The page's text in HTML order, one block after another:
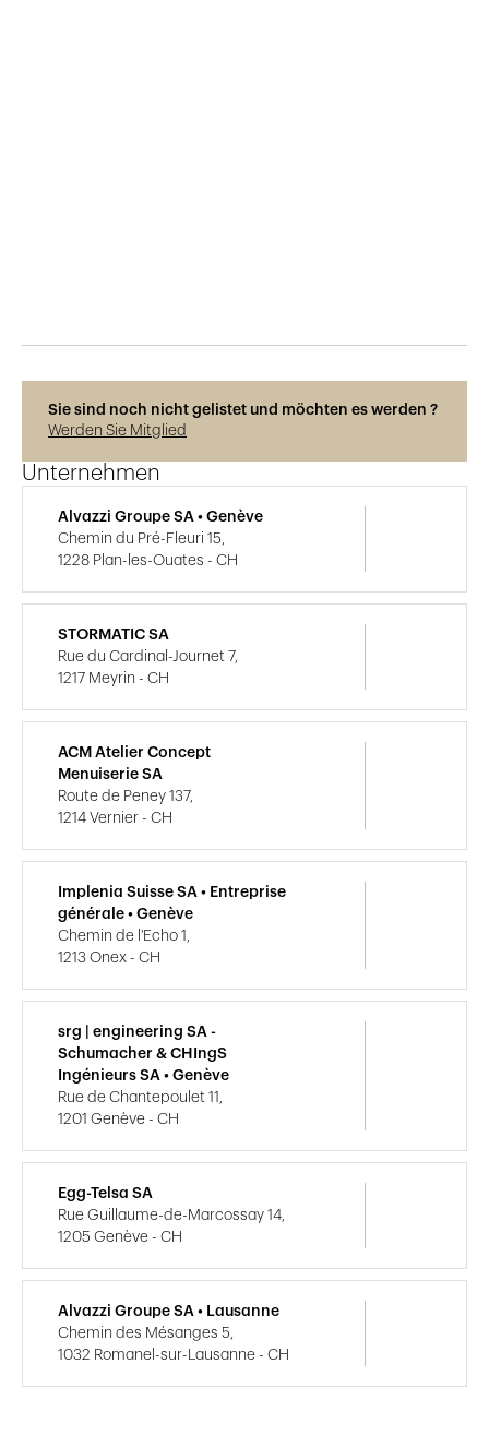
Sie sind noch nicht gelistet und möchten es werden ?
Werden Sie Mitglied
Unternehmen
Alvazzi Groupe SA • Genève
Chemin du Pré-Fleuri 15,
1228 Plan-les-Ouates - CH
STORMATIC SA
Rue du Cardinal-Journet 7,
1217 Meyrin - CH
ACM Atelier Concept
Menuiserie SA
Route de Peney 137,
1214 Vernier - CH
Implenia Suisse SA • Entreprise
générale • Genève
Chemin de l'Echo 1,
1213 Onex - CH
srg | engineering SA -
Schumacher & CHIngS
Ingénieurs SA • Genève
Rue de Chantepoulet 11,
1201 Genève - CH
Egg-Telsa SA
Rue Guillaume-de-Marcossay 14,
1205 Genève - CH
Alvazzi Groupe SA • Lausanne
Chemin des Mésanges 5,
1032 Romanel-sur-Lausanne - CH